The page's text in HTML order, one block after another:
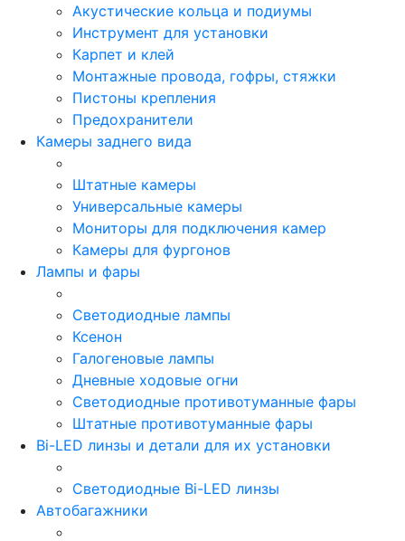
Акустические кольца и подиумы
Инструмент для установки
Карпет и клей
Монтажные провода, гофры, стяжки
Пистоны крепления
Предохранители
Камеры заднего вида
Штатные камеры
Универсальные камеры
Мониторы для подключения камер
Камеры для фургонов
Лампы и фары
Светодиодные лампы
Ксенон
Галогеновые лампы
Дневные ходовые огни
Светодиодные противотуманные фары
Штатные противотуманные фары
Bi-LED линзы и детали для их установки
Светодиодные Bi-LED линзы
Автобагажники